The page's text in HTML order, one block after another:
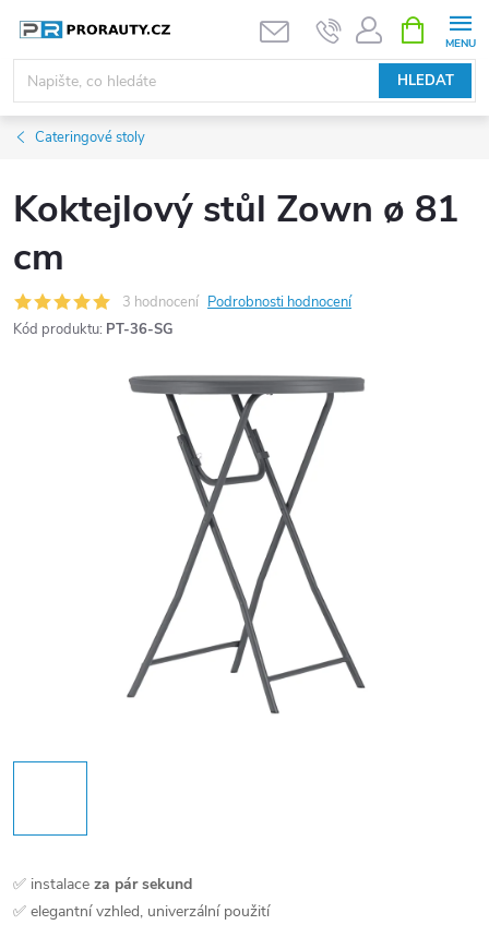
obsah
HLEDAT
NÁKUPNÍ
KOŠÍK
Cateringové stoly
Koktejlový stůl Zown ø 81
cm
3 hodnocení Podrobnosti hodnocení
Kód produktu: PT-36-SG
✅ instalace za pár sekund
✅ elegantní vzhled, univerzální použití